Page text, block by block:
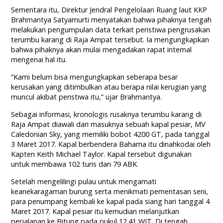
Sementara itu, Direktur Jendral Pengelolaan Ruang laut KKP
Brahmantya Satyamurti menyatakan bahwa pihaknya tengah
melakukan pengumpulan data terkait peristiwa pengrusakan
terumbu karang di Raja Ampat tersebut. Ia mengungkapkan
bahwa pihaknya akan mulai mengadakan rapat internal
mengenai hal itu.
“Kami belum bisa mengungkapkan seberapa besar
kerusakan yang ditimbulkan atau berapa nilai kerugian yang
muncul akibat peristiwa itu,” ujar Brahmantya.
Sebagai informasi, kronologis rusaknya terumbu karang di
Raja Ampat diawali dari masuknya sebuah kapal pesiar, MV
Caledonian Sky, yang memiliki bobot 4200 GT, pada tanggal
3 Maret 2017. Kapal berbendera Bahama itu dinahkodai oleh
Kapten Keith Michael Taylor. Kapal tersebut digunakan
untuk membawa 102 turis dan 79 ABK.
Setelah mengelilingi pulau untuk mengamati
keanekaragaman burung serta menikmati pementasan seni,
para penumpang kembali ke kapal pada siang hari tanggal 4
Maret 2017. Kapal pesiar itu kemudian melanjutkan